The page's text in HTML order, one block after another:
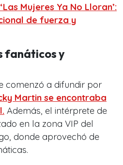
Mujeres Ya No Lloran’:
de fuerza y
fanáticos y
comenzó a difundir por
Martin se encontraba
Además, el intérprete de
en la zona VIP del
donde aprovechó de